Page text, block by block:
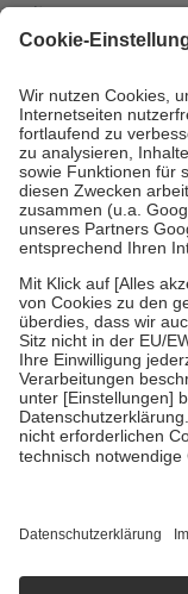
mit.
Grundsätzlich leisten
höchstens zehn Euro.
Kosten der Leistung
Diese Regeln gelten
Bei Heilmitteln und
Zuzahlung zehn
Verordnung.
Um das Engagement
stärken und die
fallenkeine
• Kindern und
mit Ausnahme der
• Untersuchungen zur
GKV getragen werden
• empfohlenen
• Harn- und
getroffen, um
https://